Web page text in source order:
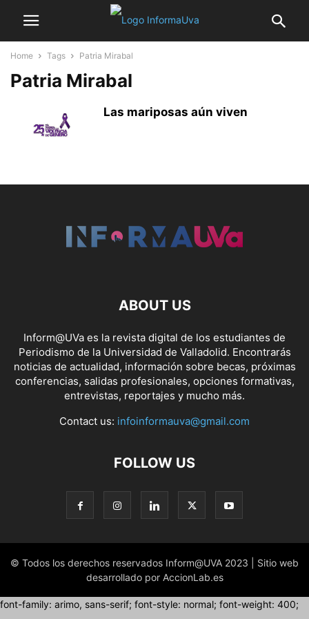
Home Tags Patria Mirabal
Patria Mirabal
Las mariposas aún viven
ABOUT US
Inform@UVa es la revista digital de los estudiantes de
Periodismo de la Universidad de Valladolid. Encontrarás
noticias de actualidad, información sobre becas, próximas
conferencias, salidas profesionales, opciones formativas,
entrevistas, reportajes y mucho más.
Contact us: infoinformauva@gmail.com
FOLLOW US
© Todos los derechos reservados Inform@UVA 2023 | Sitio web
desarrollado por AccionLab.es
font-family: arimo, sans-serif; font-style: normal; font-weight: 400;